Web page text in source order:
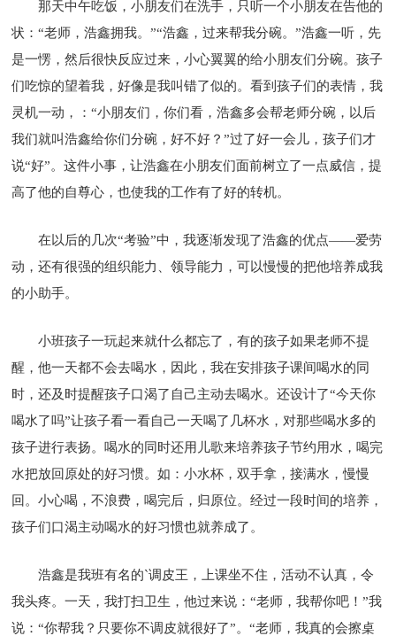
那天中午吃饭，小朋友们在洗手，只听一个小朋友在告他的
状：“老师，浩鑫拥我。”“浩鑫，过来帮我分碗。”浩鑫一听，先
是一愣，然后很快反应过来，小心翼翼的给小朋友们分碗。孩子
们吃惊的望着我，好像是我叫错了似的。看到孩子们的表情，我
灵机一动，：“小朋友们，你们看，浩鑫多会帮老师分碗，以后
我们就叫浩鑫给你们分碗，好不好？”过了好一会儿，孩子们才
说“好”。这件小事，让浩鑫在小朋友们面前树立了一点威信，提
高了他的自尊心，也使我的工作有了好的转机。
在以后的几次“考验”中，我逐渐发现了浩鑫的优点——爱劳
动，还有很强的组织能力、领导能力，可以慢慢的把他培养成我
的小助手。
小班孩子一玩起来就什么都忘了，有的孩子如果老师不提
醒，他一天都不会去喝水，因此，我在安排孩子课间喝水的同
时，还及时提醒孩子口渴了自己主动去喝水。还设计了“今天你
喝水了吗”让孩子看一看自己一天喝了几杯水，对那些喝水多的
孩子进行表扬。喝水的同时还用儿歌来培养孩子节约用水，喝完
水把放回原处的好习惯。如：小水杯，双手拿，接满水，慢慢
回。小心喝，不浪费，喝完后，归原位。经过一段时间的培养，
孩子们口渴主动喝水的好习惯也就养成了。
浩鑫是我班有名的`调皮王，上课坐不住，活动不认真，令
我头疼。一天，我打扫卫生，他过来说：“老师，我帮你吧！”我
说：“你帮我？只要你不调皮就很好了”。“老师，我真的会擦桌